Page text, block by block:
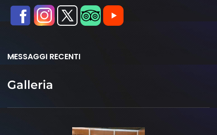
MESSAGGI RECENTI
Galleria